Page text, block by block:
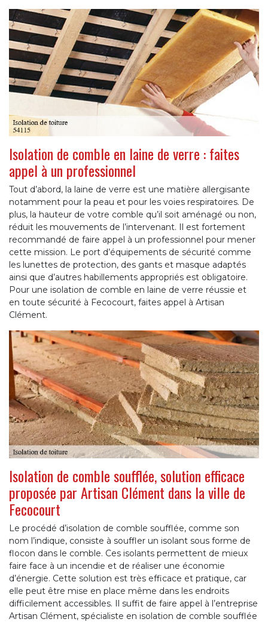
Isolation de comble en laine de verre : faites
appel à un professionnel
Tout d’abord, la laine de verre est une matière allergisante
notamment pour la peau et pour les voies respiratoires. De
plus, la hauteur de votre comble qu’il soit aménagé ou non,
réduit les mouvements de l’intervenant. Il est fortement
recommandé de faire appel à un professionnel pour mener
cette mission. Le port d’équipements de sécurité comme
les lunettes de protection, des gants et masque adaptés
ainsi que d’autres habillements appropriés est obligatoire.
Pour une isolation de comble en laine de verre réussie et
en toute sécurité à Fecocourt, faites appel à Artisan
Clément.
Isolation de comble soufflée, solution efficace
proposée par Artisan Clément dans la ville de
Fecocourt
Le procédé d’isolation de comble soufflée, comme son
nom l’indique, consiste à souffler un isolant sous forme de
flocon dans le comble. Ces isolants permettent de mieux
faire face à un incendie et de réaliser une économie
d’énergie. Cette solution est très efficace et pratique, car
elle peut être mise en place même dans les endroits
difficilement accessibles. Il suffit de faire appel à l’entreprise
Artisan Clément, spécialiste en isolation de comble soufflée